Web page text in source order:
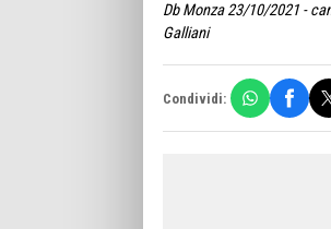
Db Monza 23/10/2021 -
Galliani
Condividi: